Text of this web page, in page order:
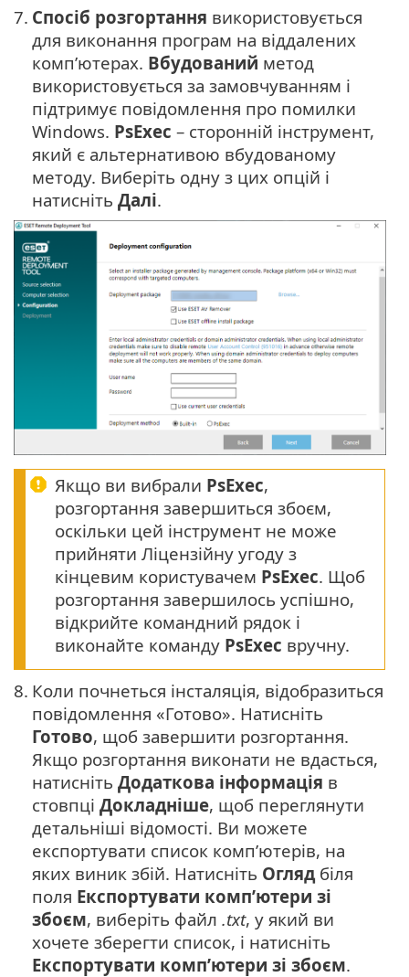
7. Спосіб розгортання використовується
для виконання програм на віддалених
комп’ютерах. Вбудований метод
використовується за замовчуванням і
підтримує повідомлення про помилки
Windows. PsExec – сторонній інструмент,
який є альтернативою вбудованому
методу. Виберіть одну з цих опцій і
натисніть Далі.
Якщо ви вибрали PsExec,
розгортання завершиться збоєм,
оскільки цей інструмент не може
прийняти Ліцензійну угоду з
кінцевим користувачем PsExec. Щоб
розгортання завершилось успішно,
відкрийте командний рядок і
виконайте команду PsExec вручну.
8. Коли почнеться інсталяція, відобразиться
повідомлення «Готово». Натисніть
Готово, щоб завершити розгортання.
Якщо розгортання виконати не вдасться,
натисніть Додаткова інформація в
стовпці Докладніше, щоб переглянути
детальніші відомості. Ви можете
експортувати список комп’ютерів, на
яких виник збій. Натисніть Огляд біля
поля Експортувати комп’ютери зі
збоєм, виберіть файл .txt, у який ви
хочете зберегти список, і натисніть
Експортувати комп’ютери зі збоєм.